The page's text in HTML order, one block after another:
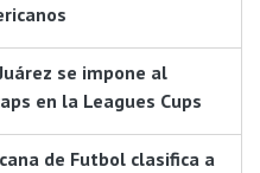
se impone al
en la Leagues Cups
de Futbol clasifica a